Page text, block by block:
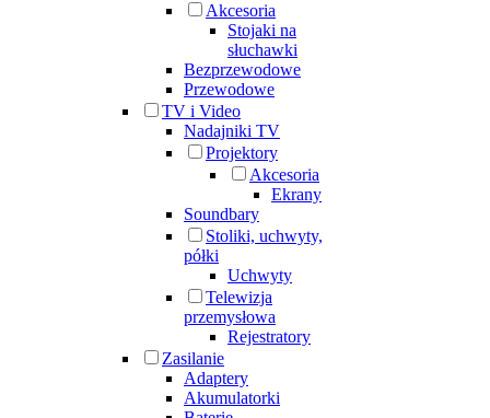
Akcesoria
Stojaki na
słuchawki
Bezprzewodowe
Przewodowe
TV i Video
Nadajniki TV
Projektory
Akcesoria
Ekrany
Soundbary
Stoliki, uchwyty,
półki
Uchwyty
Telewizja
przemysłowa
Rejestratory
Zasilanie
Adaptery
Akumulatorki